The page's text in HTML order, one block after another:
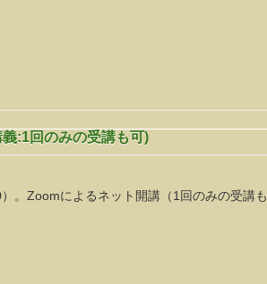
:1回のみの受講も可)
。Zoomによるネット開講（1回のみの受講も